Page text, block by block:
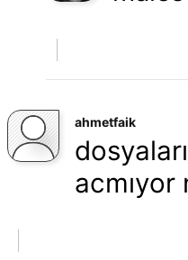
ahmetfaik
acmıyor